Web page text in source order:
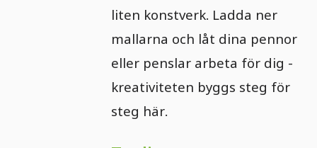
liten konstverk. Ladda ner
mallarna och låt dina pennor
eller penslar arbeta för dig -
kreativiteten byggs steg för
steg här.